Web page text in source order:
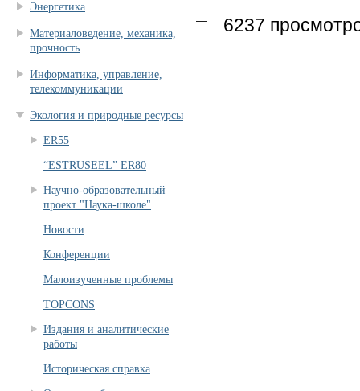
6237
Энергетика
Материаловедение, механика,
прочность
Информатика, управление,
телекоммуникации
Экология и природные ресурсы
ER55
“ESTRUSEEL” ER80
Научно-образовательный
проект "Наука-школе"
Новости
Конференции
Малоизученные проблемы
TOPCONS
Издания и аналитические
работы
Историческая справка